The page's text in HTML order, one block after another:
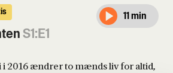
S1:E1
11 min
2016 ændrer to mænds liv for altid,